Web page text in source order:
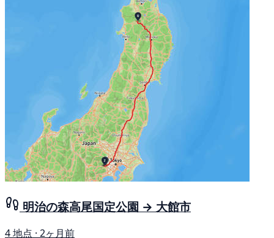
明治の森高尾国定公園 → 大館市
4 地点 · 2ヶ月前